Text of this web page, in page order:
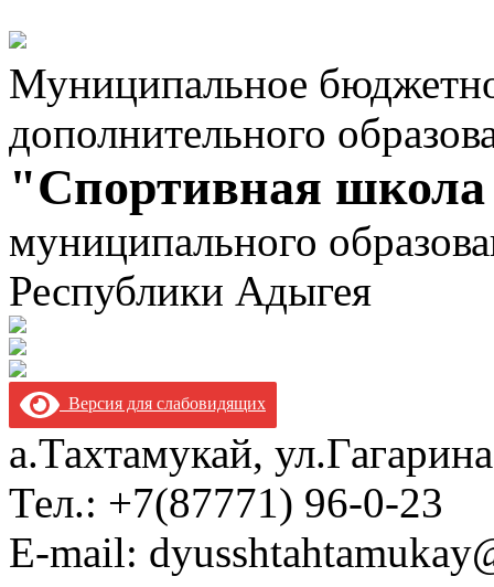
Муниципальное
дополнительного
"Спортивная
муниципального
Республики Адыгея
Версия для слабовидящих
а.Тахтамукай,
Тел.: +7(87771) 96-0-23
E-mail: